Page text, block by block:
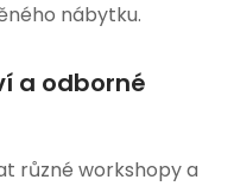
nábytku.
a odborné
různé workshopy a